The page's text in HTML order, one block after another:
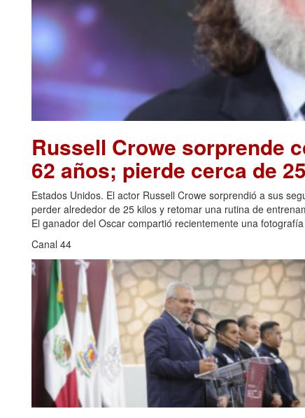
Russell Crowe sorprende
62 años; pierde cerca de
Estados Unidos. El actor Russell Crowe sorprendió a sus
perder alrededor de 25 kilos y retomar una rutina de
El ganador del Oscar compartió recientemente una
Canal 44